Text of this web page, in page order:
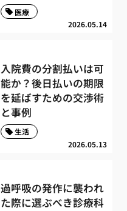
2026.05.14
医療
入院費の分割払いは可
能か？後日払いの期限
を延ばすための交渉術
と事例
2026.05.13
生活
過呼吸の発作に襲われ
た際に選ぶべき診療科